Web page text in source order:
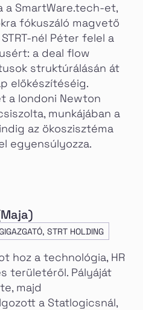
a SmartWare.tech-et,
fókuszáló magvető
nél Péter felel a
a deal flow
struktúrálásán át
előkészítéséig.
a londoni Newton
munkájában a
az ökoszisztéma
egyensúlyozza.
STRT HOLDING
hoz a technológia, HR
területéről. Pályáját
majd
a Statlogicsnál,